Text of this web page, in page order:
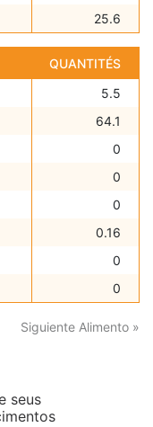
25.6
QUANTITÉS
5.5
64.1
0
0
0
0.16
0
0
Siguiente Alimento »
seus